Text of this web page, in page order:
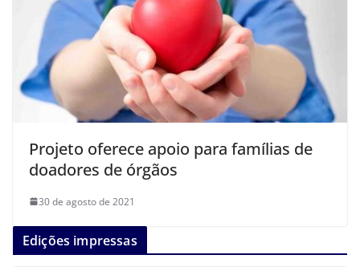
Projeto oferece apoio para famílias de
doadores de órgãos
30 de agosto de 2021
Edições impressas